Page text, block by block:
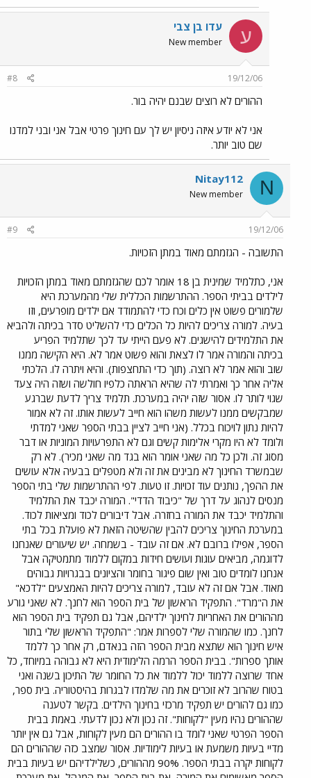
ע עדו בן צבי
New member
19/12/06
#8
ההורים לא רוצים שבנם יהיה בור.
אני לא יודע איזה ניסיון יש לך עם חינוך פרטי אבל אני ובני למדנו
שם טוב יותר.
N
Nitay112
New member
19/12/06
#9
התשובה - הגזמתם מאוד במתן הזכויות.
אני, כתלמיד שמינית בן 18 אומר לכם שהגזמתם מאוד במתן הזכויות
לילדים בביתי הספר. ההתרשמות הכללית שלי מהמערכת היא
שלמורים פשוט אין כלים וכח כדי להתמודד אם ילדים מופרעים, וזו
בעיה. למורה צריכים להיות כל הכלים כדי להשליט סדר בכיתה ולהביא
את התלמידים להישגים. לא פעם הייתי עד לכך שתלמיד הפריע
בכיתה והמורה אמר לו לצאת והוא פשוט אמר לא. היא הקישה ממנו
שוב והוא אמר לא רוצה. (תוך כדי התחצפות). והיא ויתרה לו. הלכתי
אליה אחר כך ואמרתי לה שהיא הראתה כלפיו חולשה ושזה היה צעד
שגוי לותר לו. אסור שזה יהיה במערכת. תלמיד צריך לדעת שברגע
שמבקשים ממנו לעשות משהו הוא חייב לעשות אותו. זה לא אמור
להיות נתון לויכוח בכלל. (אני חייב לציין בבתי הספר שאני למדתי
ולומד לא היו מקרי אלימות קשים וגם לא התפרעויות המוניות או דבר
מסוג זה. ולכן כל מה שאני אומר הוא בגד מה שאני מכיר). לא רק
שבמשרד החינוך לא מבינים את זה ולא מטפלים בבעיה אלא עושים
את ההפך, נותנים עוד זכויות. זו טעות. לפי ההתרשמות שלי בתי הספר
מנסים לנהוג על דרך של "כיבוד הדדי". המורה יכבד את התלמיד
והתלמיד יכבד את המורה בחזרה. אבל דיבורים לכוד ומציאות לכוד.
במערכת החינוך צריכים להבין שהשיטה הזאת לא פועלת בכל בתי
הספר, אפילו ברובם לא. אם זה עובד - בשמחה. יש שיעורים שאנחנו
לדוגמה, מביאים עוגות ועושים חידות במקום ללמוד מתמטיקה אבל
אנחנו לומדים טוב ואין שום פיגור בחומר והציונים בבגרויות גבוהים
מאוד. אבל אם זה לא עובד, למורה צריכים להיות האמצעים "לדכא"
את ה"מרד". התפקיד הראשון של בית הספר הוא לחנך. לא שאני גורע
מההורים את האחריות לחינוך ילדיהם, אבל גם תפקיד בית הספר הוא
לחנך. כמו שהמורה שלי לספרות אמר: "התפקיד הראשון שלי בתור
איש חינוך הוא שתצא מבית הספר הזה בנאדם, רק אחר כך ללמד
אותך ספרות". בבית הספר הרמה הלימודית היא לא גבוהה במיוחד, כל
אחד שרוצה ללמוד יכול ללמוד את כל החומר של התיכון בשנה ואני
בטוח שהרוב לא זוכרים את מה שלמדו לבגרות בהיסטוריה. בית ספר,
כמו גם להורים יש תפקיד מרכזי בחינוך הילדים. בקשר לטענה
שההורים נהיו מעין "לקוחות". זה נכון ולא נכון לדעתי. באמת בבית
הספר הפרטי שאני לומד בו ההורים הם מעין לקוחות, אבל גם אין יותר
מדיי בעיות משמעת או בעיות לימודיות. אסור שמצב כזה שההורים הם
לקוחות יקרה בבתי הספר. 90% מההורים, כשלילדיהם יש בעיות בבית